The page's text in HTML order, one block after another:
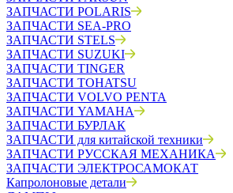
ЗАПЧАСТИ POLARIS
ЗАПЧАСТИ SEA-PRO
ЗАПЧАСТИ STELS
ЗАПЧАСТИ SUZUKI
ЗАПЧАСТИ TINGER
ЗАПЧАСТИ TOHATSU
ЗАПЧАСТИ VOLVO PENTA
ЗАПЧАСТИ YAMAHA
ЗАПЧАСТИ БУРЛАК
ЗАПЧАСТИ для китайской техники
ЗАПЧАСТИ РУССКАЯ МЕХАНИКА
ЗАПЧАСТИ ЭЛЕКТРОСАМОКАТ
Капролоновые детали